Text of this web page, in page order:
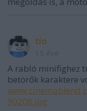
tío
A rabló minifighez
betörők karaktere
90208.jpg